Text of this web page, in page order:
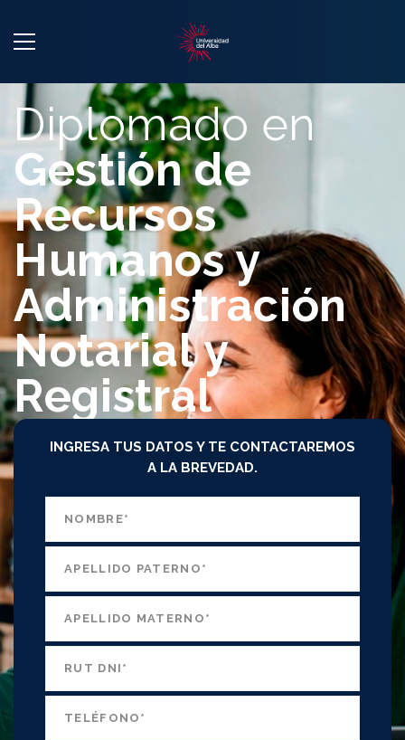
Diplomado en
Gestión de
Recursos
Humanos y
Administración
Notarial y
Registral
INGRESA TUS DATOS Y TE CONTACTAREMOS
A LA BREVEDAD.